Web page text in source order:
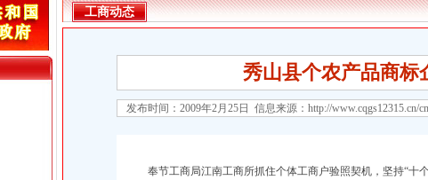
工商动态
秀山县个农产品商标
发布时间：2009年2月25日 信息来源： http://www.cqgs12315.cn/
奉节工商局江南工商所抓住个体工商户验照契机，坚持“十